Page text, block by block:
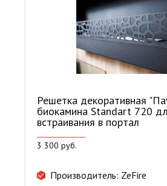
Решетка декоративная
биокамина Standart 720
встраивания в портал
3 300 руб.
Производитель: ZeFire